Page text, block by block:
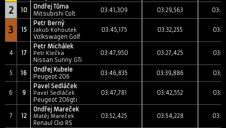
2 10
Ondřej Tůma
Mitsubishi Colt
03:41,309 03:29,563
3 15
Petr Berný
Jakub Kohoutek
Volkswagen Golf
03:45,175 03:32,255
4 17
Petr Michálek
Petr Klečka
Nissan Sunny GTi
03:47,950 03:27,425
5 16
Ondřej Kubele
Peugeot 206
03:46,835 03:39,886
6 9
Pavel Sedláček
Pavel Sedláček
Peugeot 206gti
03:47,781 03:42,552
7 12
Ondřej Mareček
Matěj Mareček
Renaul Clio RS
03:52,425 03:54,228